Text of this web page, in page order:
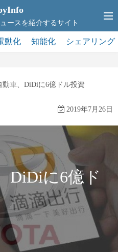
ースを紹介するサイト
動化 知能化 シェアリング
動車、DiDiに6億ドル投資
2019年7月26日
DiDiに6億ド